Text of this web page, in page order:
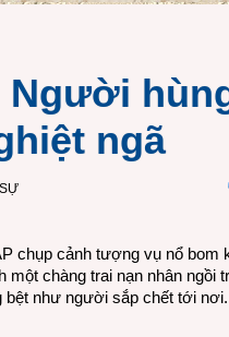
Người
ngã
chụp cảnh tượng vụ nổ bom
chàng trai nạn nhân ngồi
như người sắp chết tới